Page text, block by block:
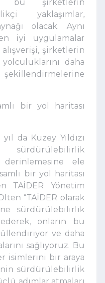
bu şirketlerin
yaklaşımlar,
olacak. Aynı
iyi uygulamalar
şirketlerin
daha
bir yol haritası
da Kuzey Yıldızı
sürdürülebilirlik
derinlemesine ele
bir yol haritası
TAİDER Yönetim
“TAİDER olarak
sürdürülebilirlik
onların bu
ve daha
sağlıyoruz. Bu
isimlerini bir araya
sürdürülebilirlik